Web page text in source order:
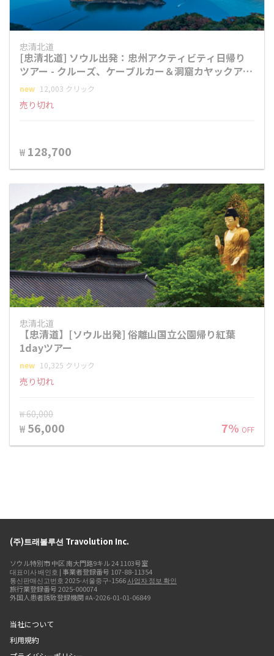
忠清北道
[忠清北道] ソウル出発：忠州アクティビティ日帰り
ツアー - クルーズ、ケーブルカー＆洞窟カヤックアド
ベンチャー
new 12,003 クリック
売り切れ
₩ 128,700
忠清北道
【忠清道】[ソウル出発] 俗離山国立公園帰り紅葉
1dayツアー
new 10,325 クリック
売り切れ
₩ 60,000
₩ 56,000 7% OFF
(주)트래볼루션 Travolution Inc.
ソウル特別市 中区 南大門路9キル 24 1103号室
대표이사 배인호 | 事業者登録番号 107-88-11354
통신판매신고번호 2025-서울중구-1566사업자 정보 확인
旅行業登録番号 2025-000074
外国人患者誘致登録機関 #A-2026-01-01-06849
当社について
利用規約